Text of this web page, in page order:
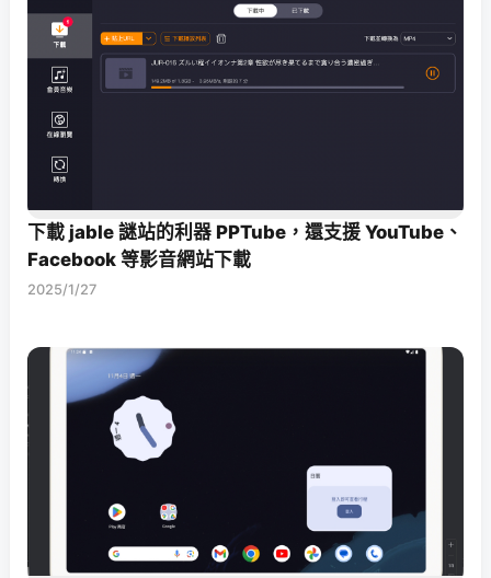
下載 jable 謎站的利器 PPTube，還支援 YouTube、
Facebook 等影音網站下載
2025/1/27